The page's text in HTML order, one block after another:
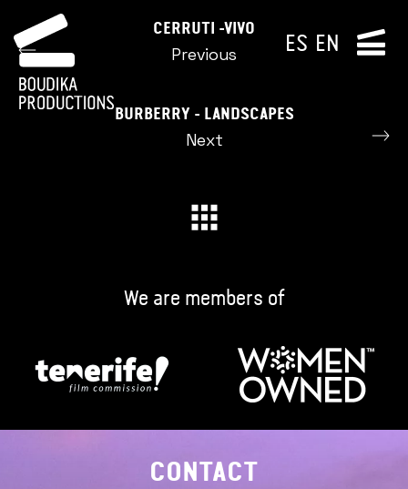
ES EN
CERRUTI -VIVO
Previous
BURBERRY - LANDSCAPES
Next
We are members of
CONTACT